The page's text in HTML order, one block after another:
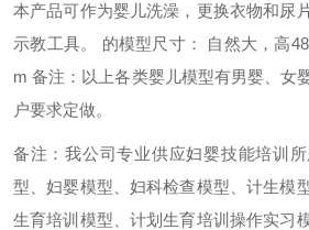
本产品可作为婴儿洗澡，更换衣物和尿
示教工具。 的模型尺寸：
自然大，高
m备注：以上各类婴儿模型有男婴、女
户要求定做。
备注：我公司专业供应妇婴技能培训
型、妇婴模型、妇科检查模型、计生模
生育培训模型、计划生育培训操作实习